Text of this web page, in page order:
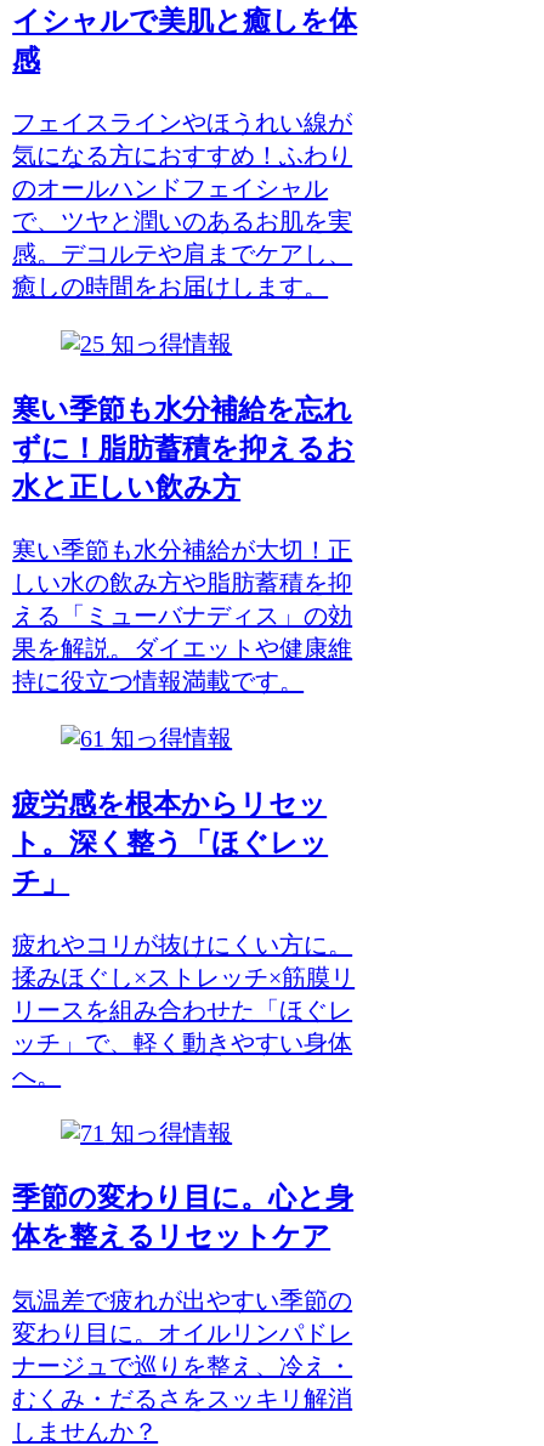
イシャルで美肌と癒しを体
感
フェイスラインやほうれい線が
気になる方におすすめ！ふわり
のオールハンドフェイシャル
で、ツヤと潤いのあるお肌を実
感。デコルテや肩までケアし、
癒しの時間をお届けします。
知っ得情報
寒い季節も水分補給を忘れ
ずに！脂肪蓄積を抑えるお
水と正しい飲み方
寒い季節も水分補給が大切！正
しい水の飲み方や脂肪蓄積を抑
える「ミューバナディス」の効
果を解説。ダイエットや健康維
持に役立つ情報満載です。
知っ得情報
疲労感を根本からリセッ
ト。深く整う「ほぐレッ
チ」
疲れやコリが抜けにくい方に。
揉みほぐし×ストレッチ×筋膜リ
リースを組み合わせた「ほぐレ
ッチ」で、軽く動きやすい身体
へ。
知っ得情報
季節の変わり目に。心と身
体を整えるリセットケア
気温差で疲れが出やすい季節の
変わり目に。オイルリンパドレ
ナージュで巡りを整え、冷え・
むくみ・だるさをスッキリ解消
しませんか？